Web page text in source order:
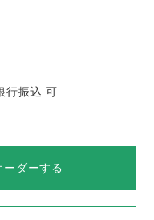
行振込 可
ダーする